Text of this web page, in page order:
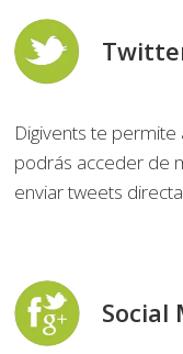
Digivents te permite
podrás acceder de
enviar tweets
Social